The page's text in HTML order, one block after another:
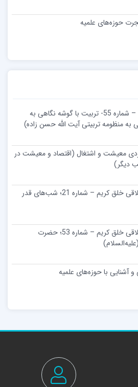
حوزه‌های علمیه
نشریه راه نما – شماره 55- تربیت با گوشه نگاهی به
به منظومه تربیتی آیت الله حسن زاده)
معیشت و اشتغال (اقتصاد و معیشت در
دیگر)
کریم – شماره 21؛ شب‌های قدر
هفته نامه اخلاقی خلق کریم – شماره 53؛ حضرت
آشنایی با حوزه‌های علمیه